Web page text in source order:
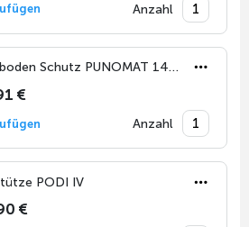
Anzahl
Hartboden Schutz PUNOMAT 140 x 100 cm
€
Anzahl
PODI IV
€